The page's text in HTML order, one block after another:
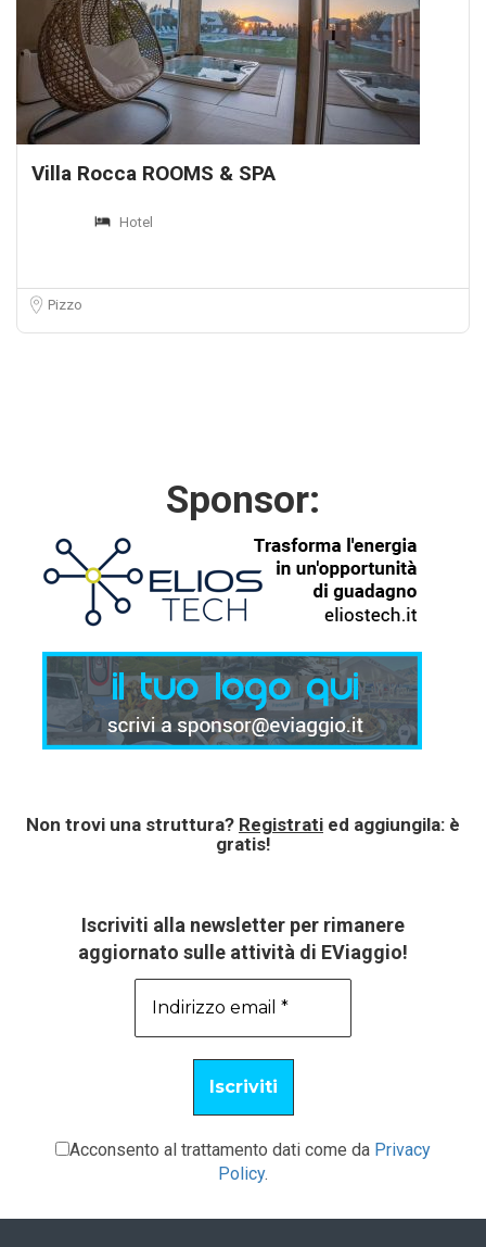
Villa Rocca ROOMS & SPA
Hotel
Pizzo
Sponsor:
Non trovi una struttura? Registrati ed aggiungila: è
gratis!
Iscriviti alla newsletter per rimanere
aggiornato sulle attività di EViaggio!
Acconsento al trattamento dati come da Privacy
Policy.